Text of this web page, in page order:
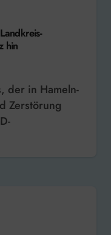
hin
Zerstörung